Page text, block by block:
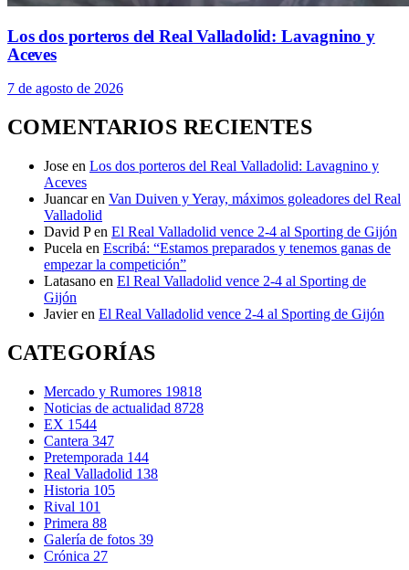
Los dos porteros del Real Valladolid: Lavagnino y
Aceves
7 de agosto de 2026
COMENTARIOS RECIENTES
Jose en Los dos porteros del Real Valladolid: Lavagnino y
Aceves
Juancar en Van Duiven y Yeray, máximos goleadores del Real
Valladolid
David P en El Real Valladolid vence 2-4 al Sporting de Gijón
Pucela en Escribá: “Estamos preparados y tenemos ganas de
empezar la competición”
Latasano en El Real Valladolid vence 2-4 al Sporting de
Gijón
Javier en El Real Valladolid vence 2-4 al Sporting de Gijón
CATEGORÍAS
Mercado y Rumores 19818
Noticias de actualidad 8728
EX 1544
Cantera 347
Pretemporada 144
Real Valladolid 138
Historia 105
Rival 101
Primera 88
Galería de fotos 39
Crónica 27